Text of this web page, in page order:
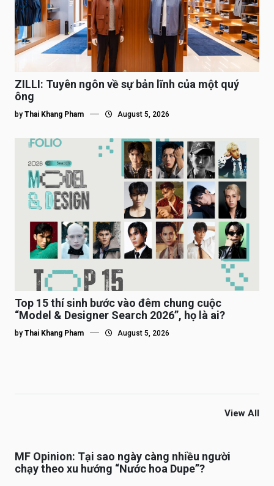
ZILLI: Tuyên ngôn về sự bản lĩnh của một quý
ông
by Thai Khang Pham August 5, 2026
Top 15 thí sinh bước vào đêm chung cuộc
“Model & Designer Search 2026”, họ là ai?
by Thai Khang Pham August 5, 2026
View All
MF Opinion: Tại sao ngày càng nhiều người
chạy theo xu hướng “Nước hoa Dupe”?